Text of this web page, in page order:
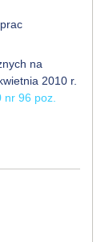
na
2010 r.
nr 96 poz.